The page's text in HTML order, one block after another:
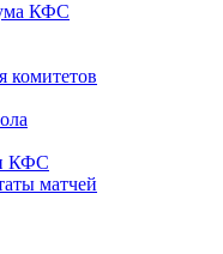
КФС
комитетов
КФС
матчей